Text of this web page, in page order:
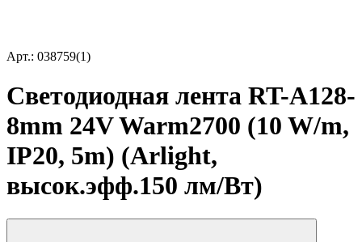
Арт.: 038759(1)
Светодиодная лента RT-A128-
8mm 24V Warm2700 (10 W/m,
IP20, 5m) (Arlight,
высок.эфф.150 лм/Вт)